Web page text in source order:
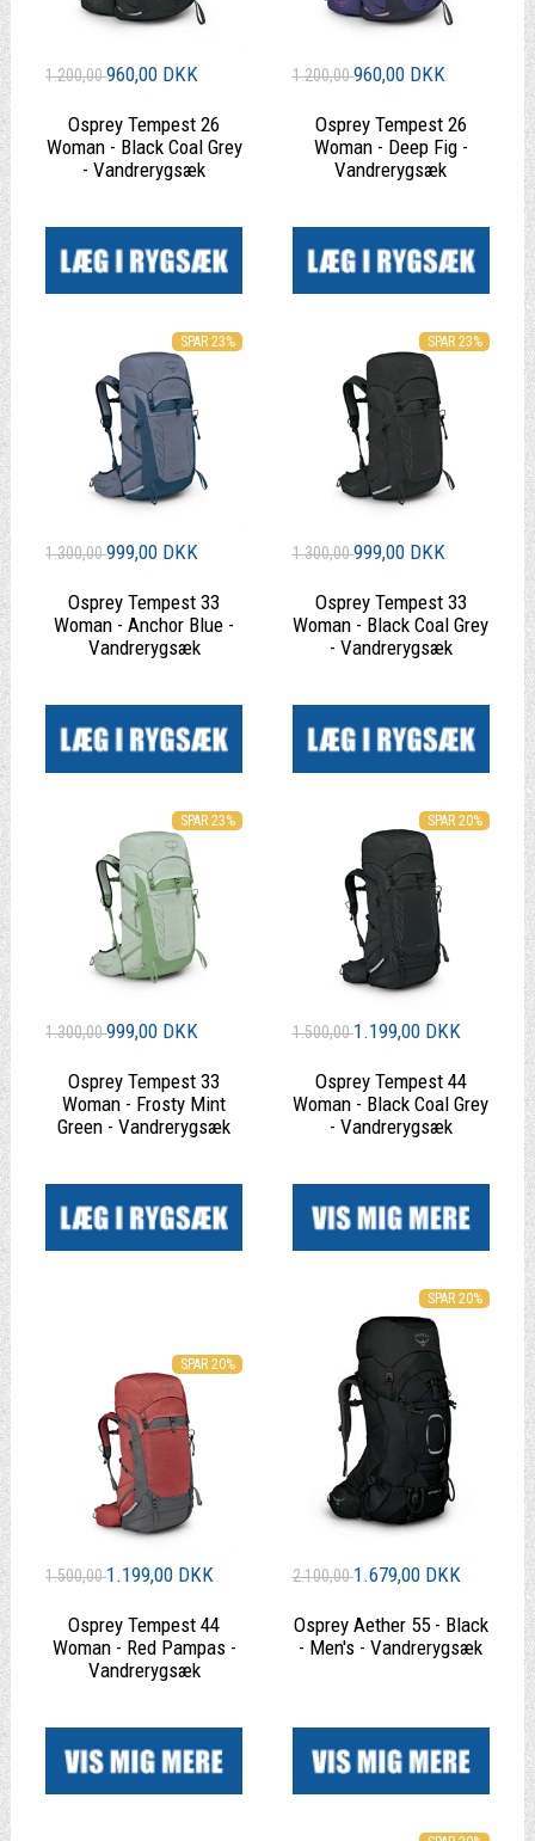
1.200,00960,00 DKK
Osprey Tempest 26
Woman - Black Coal Grey
- Vandrerygsæk
1.200,00960,00 DKK
Osprey Tempest 26
Woman - Deep Fig -
Vandrerygsæk
SPAR 23%
1.300,00999,00 DKK
Osprey Tempest 33
Woman - Anchor Blue -
Vandrerygsæk
SPAR 23%
1.300,00999,00 DKK
Osprey Tempest 33
Woman - Black Coal Grey
- Vandrerygsæk
SPAR 23%
1.300,00999,00 DKK
Osprey Tempest 33
Woman - Frosty Mint
Green - Vandrerygsæk
SPAR 20%
1.500,001.199,00 DKK
Osprey Tempest 44
Woman - Black Coal Grey
- Vandrerygsæk
SPAR 20%
1.500,001.199,00 DKK
Osprey Tempest 44
Woman - Red Pampas -
Vandrerygsæk
SPAR 20%
2.100,001.679,00 DKK
Osprey Aether 55 - Black
- Men's - Vandrerygsæk